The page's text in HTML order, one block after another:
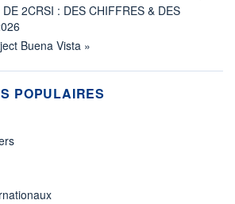
2CRSI : DES CHIFFRES & DES
Buena Vista »
POPULAIRES